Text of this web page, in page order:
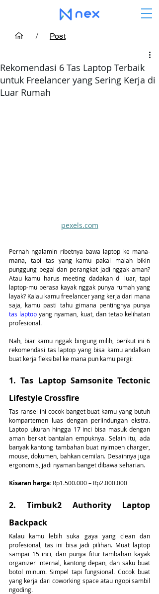
/ Post
Rekomendasi 6 Tas Laptop Terbaik
untuk Freelancer yang Sering Kerja di
Luar Rumah
pexels.com
Pernah ngalamin ribetnya bawa laptop ke mana-
mana, tapi tas yang kamu pakai malah bikin
punggung pegal dan perangkat jadi nggak aman?
Atau kamu harus meeting dadakan di luar, tapi
laptop-mu berasa kayak nggak punya rumah yang
layak? Kalau kamu freelancer yang kerja dari mana
tas laptop yang nyaman, kuat, dan tetap kelihatan
profesional.
Nah, biar kamu nggak bingung milih, berikut ini 6
rekomendasi tas laptop yang bisa kamu andalkan
buat kerja fleksibel ke mana pun kamu pergi:
1. Tas Laptop Samsonite Tectonic
Lifestyle Crossfire
Tas ransel ini cocok banget buat kamu yang butuh
kompartemen luas dengan perlindungan ekstra.
Laptop ukuran hingga 17 inci bisa masuk dengan
aman berkat bantalan empuknya. Selain itu, ada
banyak kantong tambahan buat nyimpen charger,
mouse, dokumen, bahkan cemilan. Desainnya juga
ergonomis, jadi nyaman banget dibawa seharian.
Kisaran harga: Rp1.500.000 – Rp2.000.000
2. Timbuk2 Authority Laptop
Backpack
Kalau kamu lebih suka gaya yang clean dan
profesional, tas ini bisa jadi pilihan. Muat laptop
sampai 15 inci, dan punya fitur tambahan kayak
organizer internal, kantong depan, dan saku buat
botol minum. Simpel tapi fungsional. Cocok buat
yang kerja dari coworking space atau ngopi sambil
ngoding.